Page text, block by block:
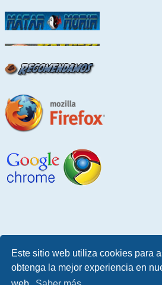
Este sitio web utiliza cookies para
obtenga la mejor experiencia en